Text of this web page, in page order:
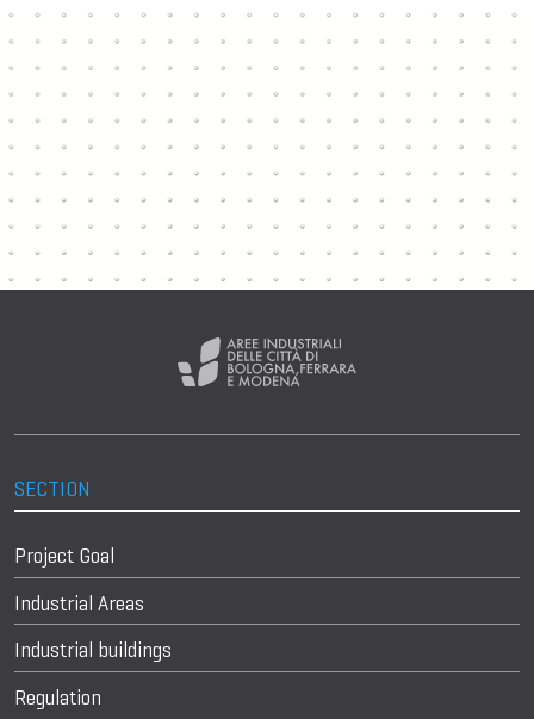
SECTION
Project Goal
Industrial Areas
Industrial buildings
Regulation